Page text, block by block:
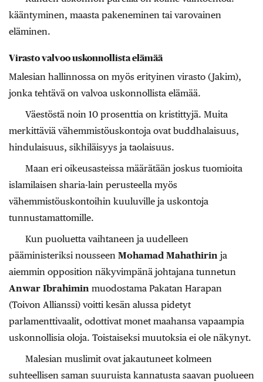
kääntyminen, maasta pakeneminen tai varovainen
eläminen.
Virasto valvoo uskonnollista elämää
Malesian hallinnossa on myös erityinen virasto (Jakim),
jonka tehtävä on valvoa uskonnollista elämää.
Väestöstä noin 10 prosenttia on kristittyjä. Muita
merkittäviä vähemmistöuskontoja ovat buddhalaisuus,
hindulaisuus, sikhiläisyys ja taolaisuus.
Maan eri oikeusasteissa määrätään joskus tuomioita
islamilaisen sharia-lain perusteella myös
vähemmistöuskontoihin kuuluville ja uskontoja
tunnustamattomille.
Kun puoluetta vaihtaneen ja uudelleen
pääministeriksi nousseen Mohamad Mahathirin ja
aiemmin opposition näkyvimpänä johtajana tunnetun
Anwar Ibrahimin muodostama Pakatan Harapan
(Toivon Allianssi) voitti kesän alussa pidetyt
parlamenttivaalit, odottivat monet maahansa vapaampia
uskonnollisia oloja. Toistaiseksi muutoksia ei ole näkynyt.
Malesian muslimit ovat jakautuneet kolmeen
suhteellisen saman suuruista kannatusta saavan puolueen